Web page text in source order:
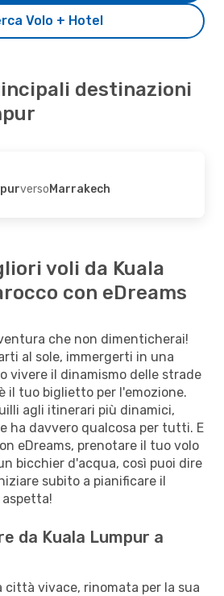
Volo + Hotel
destinazioni
versoMarrakech
voli da Kuala
con eDreams
che non dimenticherai!
al sole, immergerti in una
vivere il dinamismo delle strade
il tuo biglietto per l'emozione.
agli itinerari più dinamici,
ha davvero qualcosa per tutti. E
eDreams, prenotare il tuo volo
bicchier d'acqua, così puoi dire
subito a pianificare il
da Kuala Lumpur a
città vivace, rinomata per la sua